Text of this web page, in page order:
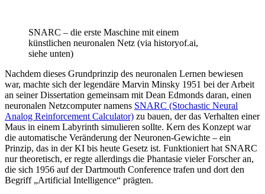
SNARC – die erste Maschine mit einem
künstlichen neuronalen Netz (via historyof.ai,
siehe unten)
Nachdem dieses Grundprinzip des neuronalen Lernen bewiesen
war, machte sich der legendäre Marvin Minsky 1951 bei der Arbeit
an seiner Dissertation gemeinsam mit Dean Edmonds daran, einen
neuronalen Netzcomputer namens SNARC (Stochastic Neural
Analog Reinforcement Calculator) zu bauen, der das Verhalten einer
Maus in einem Labyrinth simulieren sollte. Kern des Konzept war
die automatische Veränderung der Neuronen-Gewichte – ein
Prinzip, das in der KI bis heute Gesetz ist. Funktioniert hat SNARC
nur theoretisch, er regte allerdings die Phantasie vieler Forscher an,
die sich 1956 auf der Dartmouth Conference trafen und dort den
Begriff „Artificial Intelligence“ prägten.